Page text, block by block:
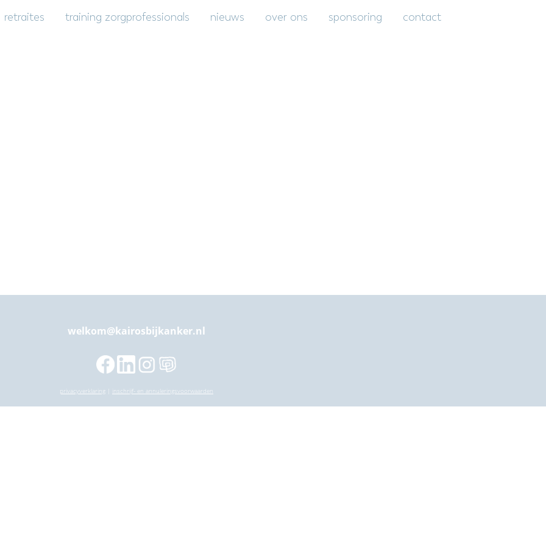
retraites training zorgprofessionals nieuws over ons sponsoring contact
welkom@kairosbijkanker.nl
privacyverklaring inschrijf- en annuleringsvoorwaarden